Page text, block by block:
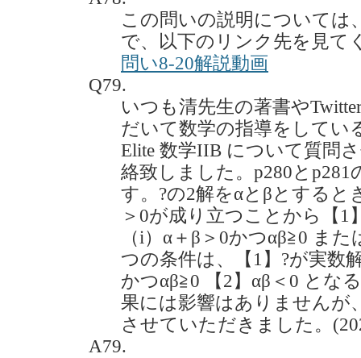
この問いの説明については
で、以下のリンク先を見て
問い8-20解説動画
Q79.
いつも清先生の著書や
だいて数学の指導をして
Elite 数学IIB について質問
絡致しました。p280と
す。?の2解をαとβとすると
＞0が成り立つことから【1
（i）α＋β＞0かつαβ≧0 ま
つの条件は、【1】?が実
かつαβ≧0 【2】αβ＜0 とな
果には影響はありませんが
させていただきました。
A79.